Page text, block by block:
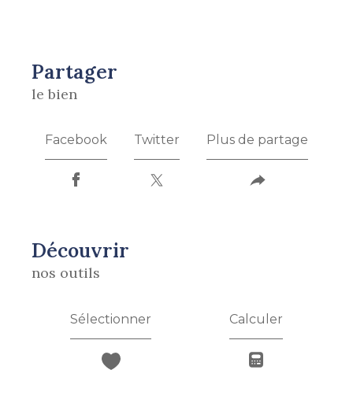
partager
le bien
Facebook Twitter Plus de partage
découvrir
nos outils
Sélectionner Calculer